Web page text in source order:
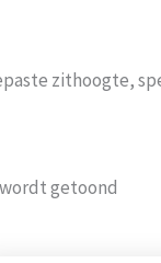
zithoogte,
getoond